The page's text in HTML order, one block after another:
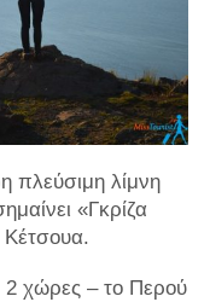
πλεύσιμη λίμνη
«Γκρίζα
2 χώρες – το Περού